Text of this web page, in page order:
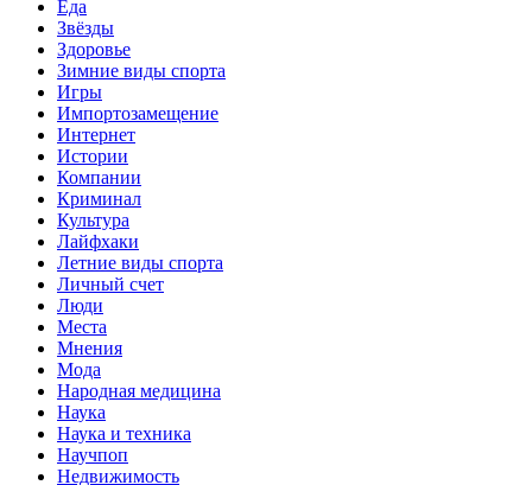
Еда
Звёзды
Здоровье
Зимние виды спорта
Игры
Импортозамещение
Интернет
Истории
Компании
Криминал
Культура
Лайфхаки
Летние виды спорта
Личный счет
Люди
Места
Мнения
Мода
Народная медицина
Наука
Наука и техника
Научпоп
Недвижимость